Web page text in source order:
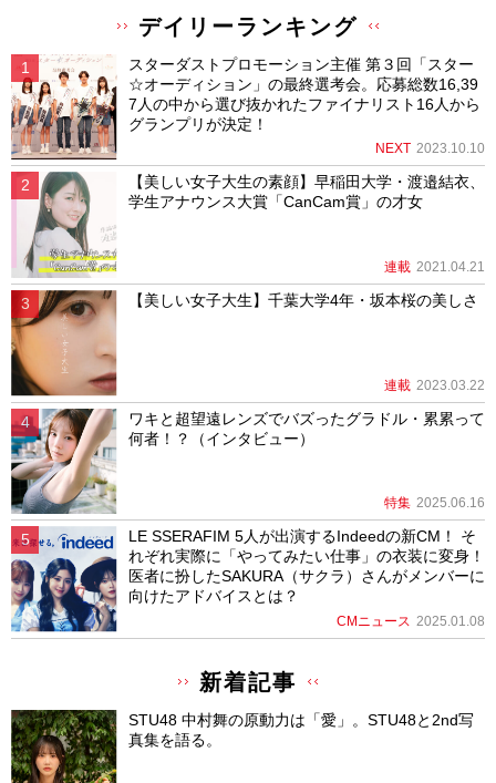
デイリーランキング
スターダストプロモーション主催 第３回「スター
☆オーディション」の最終選考会。応募総数16,39
7人の中から選び抜かれたファイナリスト16人から
グランプリが決定！
NEXT 2023.10.10
【美しい女子大生の素顔】早稲田大学・渡邉結衣、
学生アナウンス大賞「CanCam賞」の才女
連載 2021.04.21
【美しい女子大生】千葉大学4年・坂本桜の美しさ
連載 2023.03.22
ワキと超望遠レンズでバズったグラドル・累累って
何者！？（インタビュー）
特集 2025.06.16
LE SSERAFIM 5人が出演するIndeedの新CM！ そ
れぞれ実際に「やってみたい仕事」の衣装に変身！
医者に扮したSAKURA（サクラ）さんがメンバーに
向けたアドバイスとは？
CMニュース 2025.01.08
新着記事
STU48 中村舞の原動力は「愛」。STU48と2nd写
真集を語る。